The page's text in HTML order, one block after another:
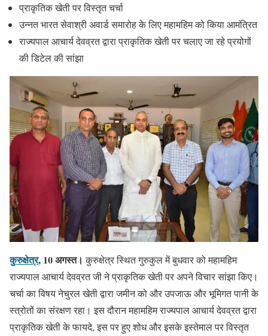
प्राकृतिक खेती पर विस्तृत चर्चा
उन्नत भारत सेवाश्री अवार्ड समारोह के लिए महामहिम को किया आमंत्रित
राज्यपाल आचार्य देवव्रत द्वारा प्राकृतिक खेती पर चलाए जा रहे प्रयोगों
की डिटेल की सांझा
कुरुक्षेत्र, 10 अगस्त। कुरुक्षेत्र स्थित गुरुकुल में बुधवार को महामहिम
राज्यपाल आचार्य देवव्रत जी ने प्राकृतिक खेती पर अपने विचार सांझा किए।
चर्चा का विषय नेचुरल खेती द्वारा जमीन को और उपजाऊ और भूमिगत पानी के
स्त्रोतों का संरक्षण रहा। इस दौरान महामहिम राज्यपाल आचार्य देवव्रत द्वारा
प्राकृतिक खेती के फायदे, इस पर हुए शोध और इसके इस्तेमाल पर विस्तृत